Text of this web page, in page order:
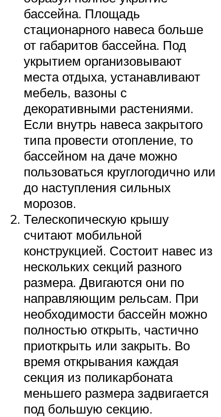
бассейна. Площадь
стационарного навеса больше
от габаритов бассейна. Под
укрытием организовывают
места отдыха, устанавливают
мебель, вазоны с
декоративными растениями.
Если внутрь навеса закрытого
типа провести отопление, то
бассейном на даче можно
пользоваться круглогодично или
до наступления сильных
морозов.
Телескопическую крышу
считают мобильной
конструкцией. Состоит навес из
нескольких секций разного
размера. Двигаются они по
направляющим рельсам. При
необходимости бассейн можно
полностью открыть, частично
приоткрыть или закрыть. Во
время открывания каждая
секция из поликарбоната
меньшего размера задвигается
под большую секцию.